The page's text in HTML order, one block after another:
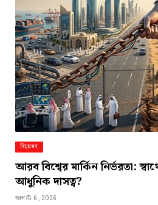
বিশ্লেষণ
আরব বিশ্বের মার্কিন নির্ভরতা:
আধুনিক দাসত্ব?
আগস্ট 6, 2026